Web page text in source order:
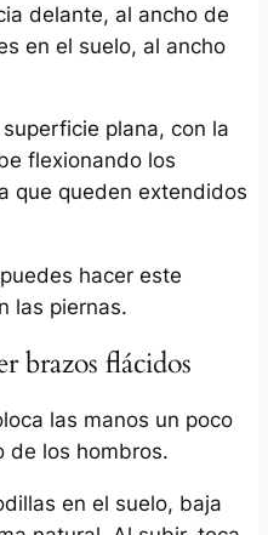
delante, al ancho de
en el suelo, al ancho
plana, con la
flexionando los
que queden extendidos
hacer este
las piernas.
brazos flácidos
las manos un poco
de los hombros.
en el suelo, baja